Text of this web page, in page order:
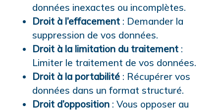
données inexactes ou incomplètes.
Droit à l’effacement : Demander la
suppression de vos données.
Droit à la limitation du traitement :
Limiter le traitement de vos données.
Droit à la portabilité : Récupérer vos
données dans un format structuré.
Droit d’opposition : Vous opposer au